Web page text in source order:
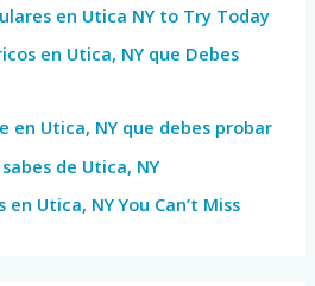
en Utica NY to Try Today
en Utica, NY que Debes
en Utica, NY que debes probar
de Utica, NY
Utica, NY You Can’t Miss